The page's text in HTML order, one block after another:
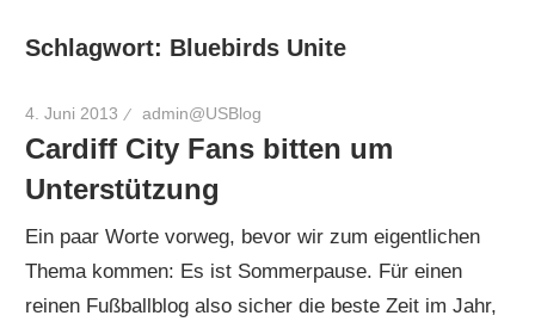
Schlagwort: Bluebirds Unite
4. Juni 2013 admin@USBlog
Cardiff City Fans bitten um
Unterstützung
Ein paar Worte vorweg, bevor wir zum eigentlichen
Thema kommen: Es ist Sommerpause. Für einen
reinen Fußballblog also sicher die beste Zeit im Jahr,